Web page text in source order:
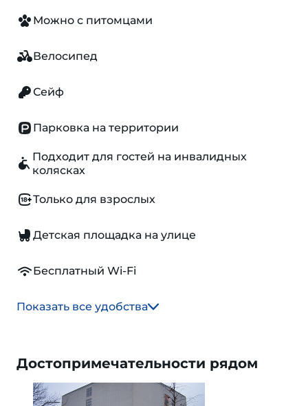
Можно с питомцами
Велосипед
Сейф
Парковка на территории
Подходит для гостей на инвалидных
колясках
Только для взрослых
Детская площадка на улице
Бесплатный Wi-Fi
Показать все удобства
Достопримечательности рядом